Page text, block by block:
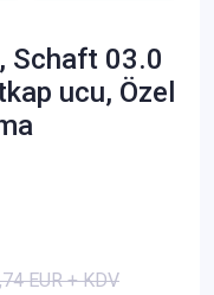
Schaft 03.0
ucu, Özel
EUR + KDV